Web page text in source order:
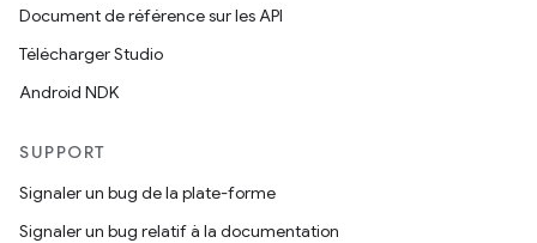
Document de référence sur les API
Télécharger Studio
Android NDK
SUPPORT
Signaler un bug de la plate-forme
Signaler un bug relatif à la documentation